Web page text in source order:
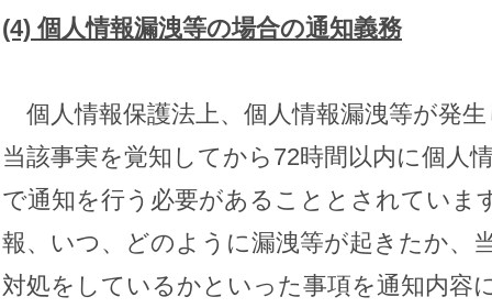
(4) 個人情報漏洩等の場合の通知義務
個人情報保護法上、個人情報漏洩等が発
当該事実を覚知してから72時間以内に個人
で通知を行う必要があることとされていま
報、いつ、どのように漏洩等が起きたか、
対処をしているかといった事項を通知内容